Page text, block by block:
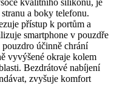
a boky telefonu.
přístup k portům a
smartphone v pouzdře
účinně chrání
vyvýšené okraje kolem
Bezdrátové nabíjení
zvyšuje komfort